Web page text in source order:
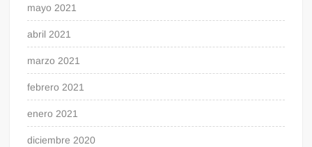
mayo 2021
abril 2021
marzo 2021
febrero 2021
enero 2021
diciembre 2020